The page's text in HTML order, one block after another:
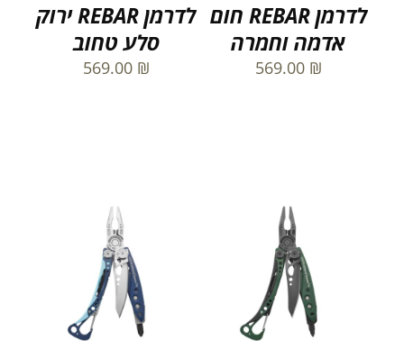
לדרמן REBAR חום
אדמה וחמרה
569.00 ₪
לדרמן REBAR ירוק
סלע טחוב
569.00 ₪